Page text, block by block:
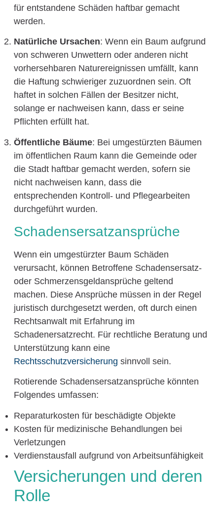
für entstandene Schäden haftbar gemacht
werden.
Natürliche Ursachen: Wenn ein Baum aufgrund
von schweren Unwettern oder anderen nicht
vorhersehbaren Naturereignissen umfällt, kann
die Haftung schwieriger zuzuordnen sein. Oft
haftet in solchen Fällen der Besitzer nicht,
solange er nachweisen kann, dass er seine
Pflichten erfüllt hat.
Öffentliche Bäume: Bei umgestürzten Bäumen
im öffentlichen Raum kann die Gemeinde oder
die Stadt haftbar gemacht werden, sofern sie
nicht nachweisen kann, dass die
entsprechenden Kontroll- und Pflegearbeiten
durchgeführt wurden.
Schadensersatzansprüche
Wenn ein umgestürzter Baum Schäden
verursacht, können Betroffene Schadensersatz-
oder Schmerzensgeldansprüche geltend
machen. Diese Ansprüche müssen in der Regel
juristisch durchgesetzt werden, oft durch einen
Rechtsanwalt mit Erfahrung im
Schadenersatzrecht. Für rechtliche Beratung und
Unterstützung kann eine
Rechtsschutzversicherung sinnvoll sein.
Rotierende Schadensersatzansprüche könnten
Folgendes umfassen:
Reparaturkosten für beschädigte Objekte
Kosten für medizinische Behandlungen bei
Verletzungen
Verdienstausfall aufgrund von Arbeitsunfähigkeit
Versicherungen und deren
Rolle